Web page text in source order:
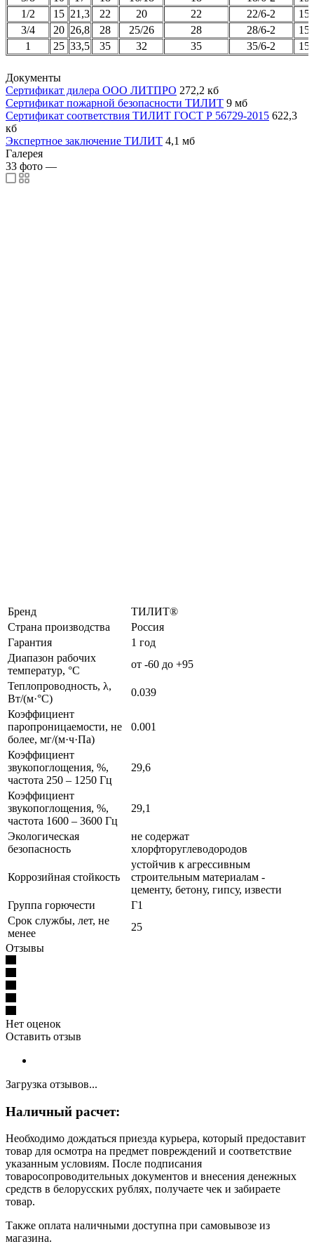
1/2
15 21,3 22 20 22 22/6-2
3/4
20 26,8 28 25/26 28 28/6-2
1
25 33,5 35 32 35 35/6-2
Документы
Сертификат дилера ООО ЛИТПРО 272,2 кб
Сертификат пожарной безопасности ТИЛИТ 9 мб
Сертификат соответствия ТИЛИТ ГОСТ Р 56729-2015 622,3
кб
Экспертное заключение ТИЛИТ 4,1 мб
Галерея
33 фото —
Бренд
ТИЛИТ®
Страна производства
Россия
Гарантия
1 год
Диапазон рабочих
температур, °C
от -60 до +95
Теплопроводность, λ,
Вт/(м·°C)
0.039
Коэффициент
паропроницаемости, не
более, мг/(м·ч·Па)
0.001
Коэффициент
звукопоглощения, %,
частота 250 – 1250 Гц
29,6
Коэффициент
звукопоглощения, %,
частота 1600 – 3600 Гц
29,1
Экологическая
безопасность
не содержат
хлорфторуглеводородов
Коррозийная стойкость
устойчив к агрессивным
строительным материалам -
цементу, бетону, гипсу, извести
Группа горючести
Г1
Срок службы, лет, не
менее
25
Отзывы
Нет оценок
Оставить отзыв
Загрузка отзывов...
Наличный расчет:
Необходимо дождаться приезда курьера, который предоставит
товар для осмотра на предмет повреждений и соответствие
указанным условиям. После подписания
товаросопроводительных документов и внесения денежных
средств в белорусских рублях, получаете чек и забираете
товар.
Также оплата наличными доступна при самовывозе из
магазина.